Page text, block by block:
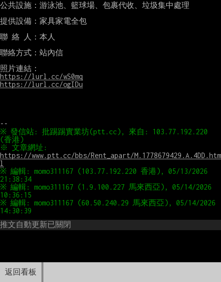
返回看板
公共設施：游泳池、籃球場、包裹代收、垃圾集中處理
提供設備：家具家電全包
聯 絡 人：本人
聯絡方式：站內信
https://lurl.cc/wS0mq
https://lurl.cc/ogIDu
※ 發信站: 批踢踢實業坊(ptt.cc), 來自: 103.77.192.220
https://www.ptt.cc/bbs/Rent_apart/M.1778679429.A.4DD.htm
l
※ 編輯: momo311167 (103.77.192.220 香港), 05/13/2026
※ 編輯: momo311167 (1.9.100.227 馬來西亞), 05/14/2026
※ 編輯: momo311167 (60.50.240.29 馬來西亞), 05/14/2026
推文自動更新已關閉